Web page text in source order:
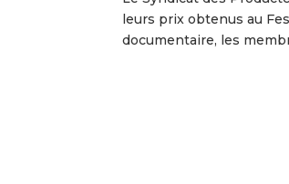
leurs prix obtenus au
documentaire, les